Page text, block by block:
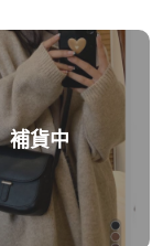
補貨中